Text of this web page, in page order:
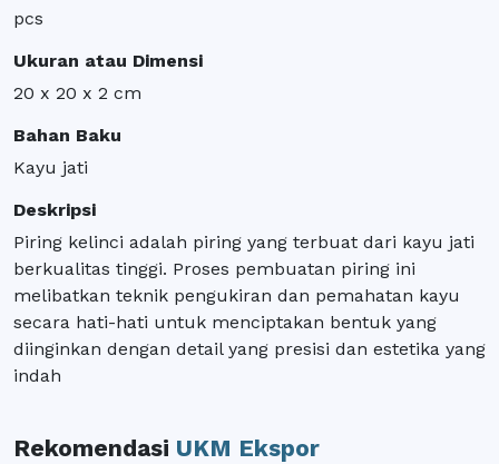
pcs
Ukuran atau Dimensi
20 x 20 x 2 cm
Bahan Baku
Kayu jati
Deskripsi
Piring kelinci adalah piring yang terbuat dari kayu jati
berkualitas tinggi. Proses pembuatan piring ini
melibatkan teknik pengukiran dan pemahatan kayu
secara hati-hati untuk menciptakan bentuk yang
diinginkan dengan detail yang presisi dan estetika yang
indah
Rekomendasi UKM Ekspor